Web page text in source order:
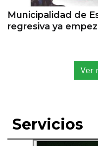
Municipalidad de
regresiva ya
Ver
Servicios